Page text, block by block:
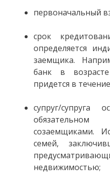
первоначальный
срок
определяется
заемщика.
банк в
придется в
супруг/супруга
обязательном
созаемщиками.
семей,
недвижимостью;